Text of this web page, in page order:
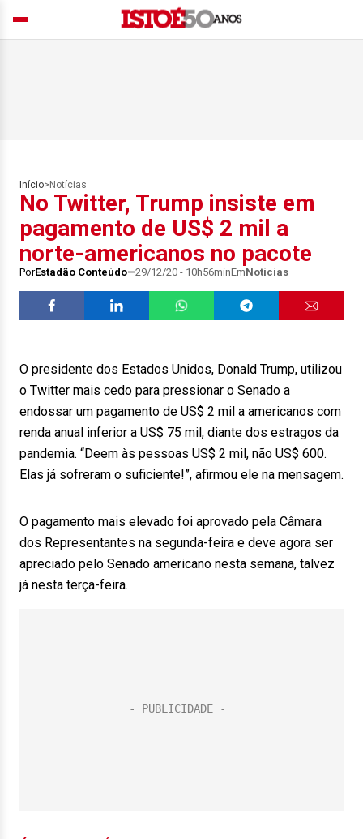
Início> Notícias
No Twitter, Trump insiste em
pagamento de US$ 2 mil a
norte-americanos no pacote
PorEstadão Conteúdo 29/12/20 - 10h56minEmNotícias
O presidente dos Estados Unidos, Donald Trump, utilizou
o Twitter mais cedo para pressionar o Senado a
endossar um pagamento de US$ 2 mil a americanos com
renda anual inferior a US$ 75 mil, diante dos estragos da
pandemia. “Deem às pessoas US$ 2 mil, não US$ 600.
Elas já sofreram o suficiente!”, afirmou ele na mensagem.
O pagamento mais elevado foi aprovado pela Câmara
dos Representantes na segunda-feira e deve agora ser
apreciado pelo Senado americano nesta semana, talvez
já nesta terça-feira.